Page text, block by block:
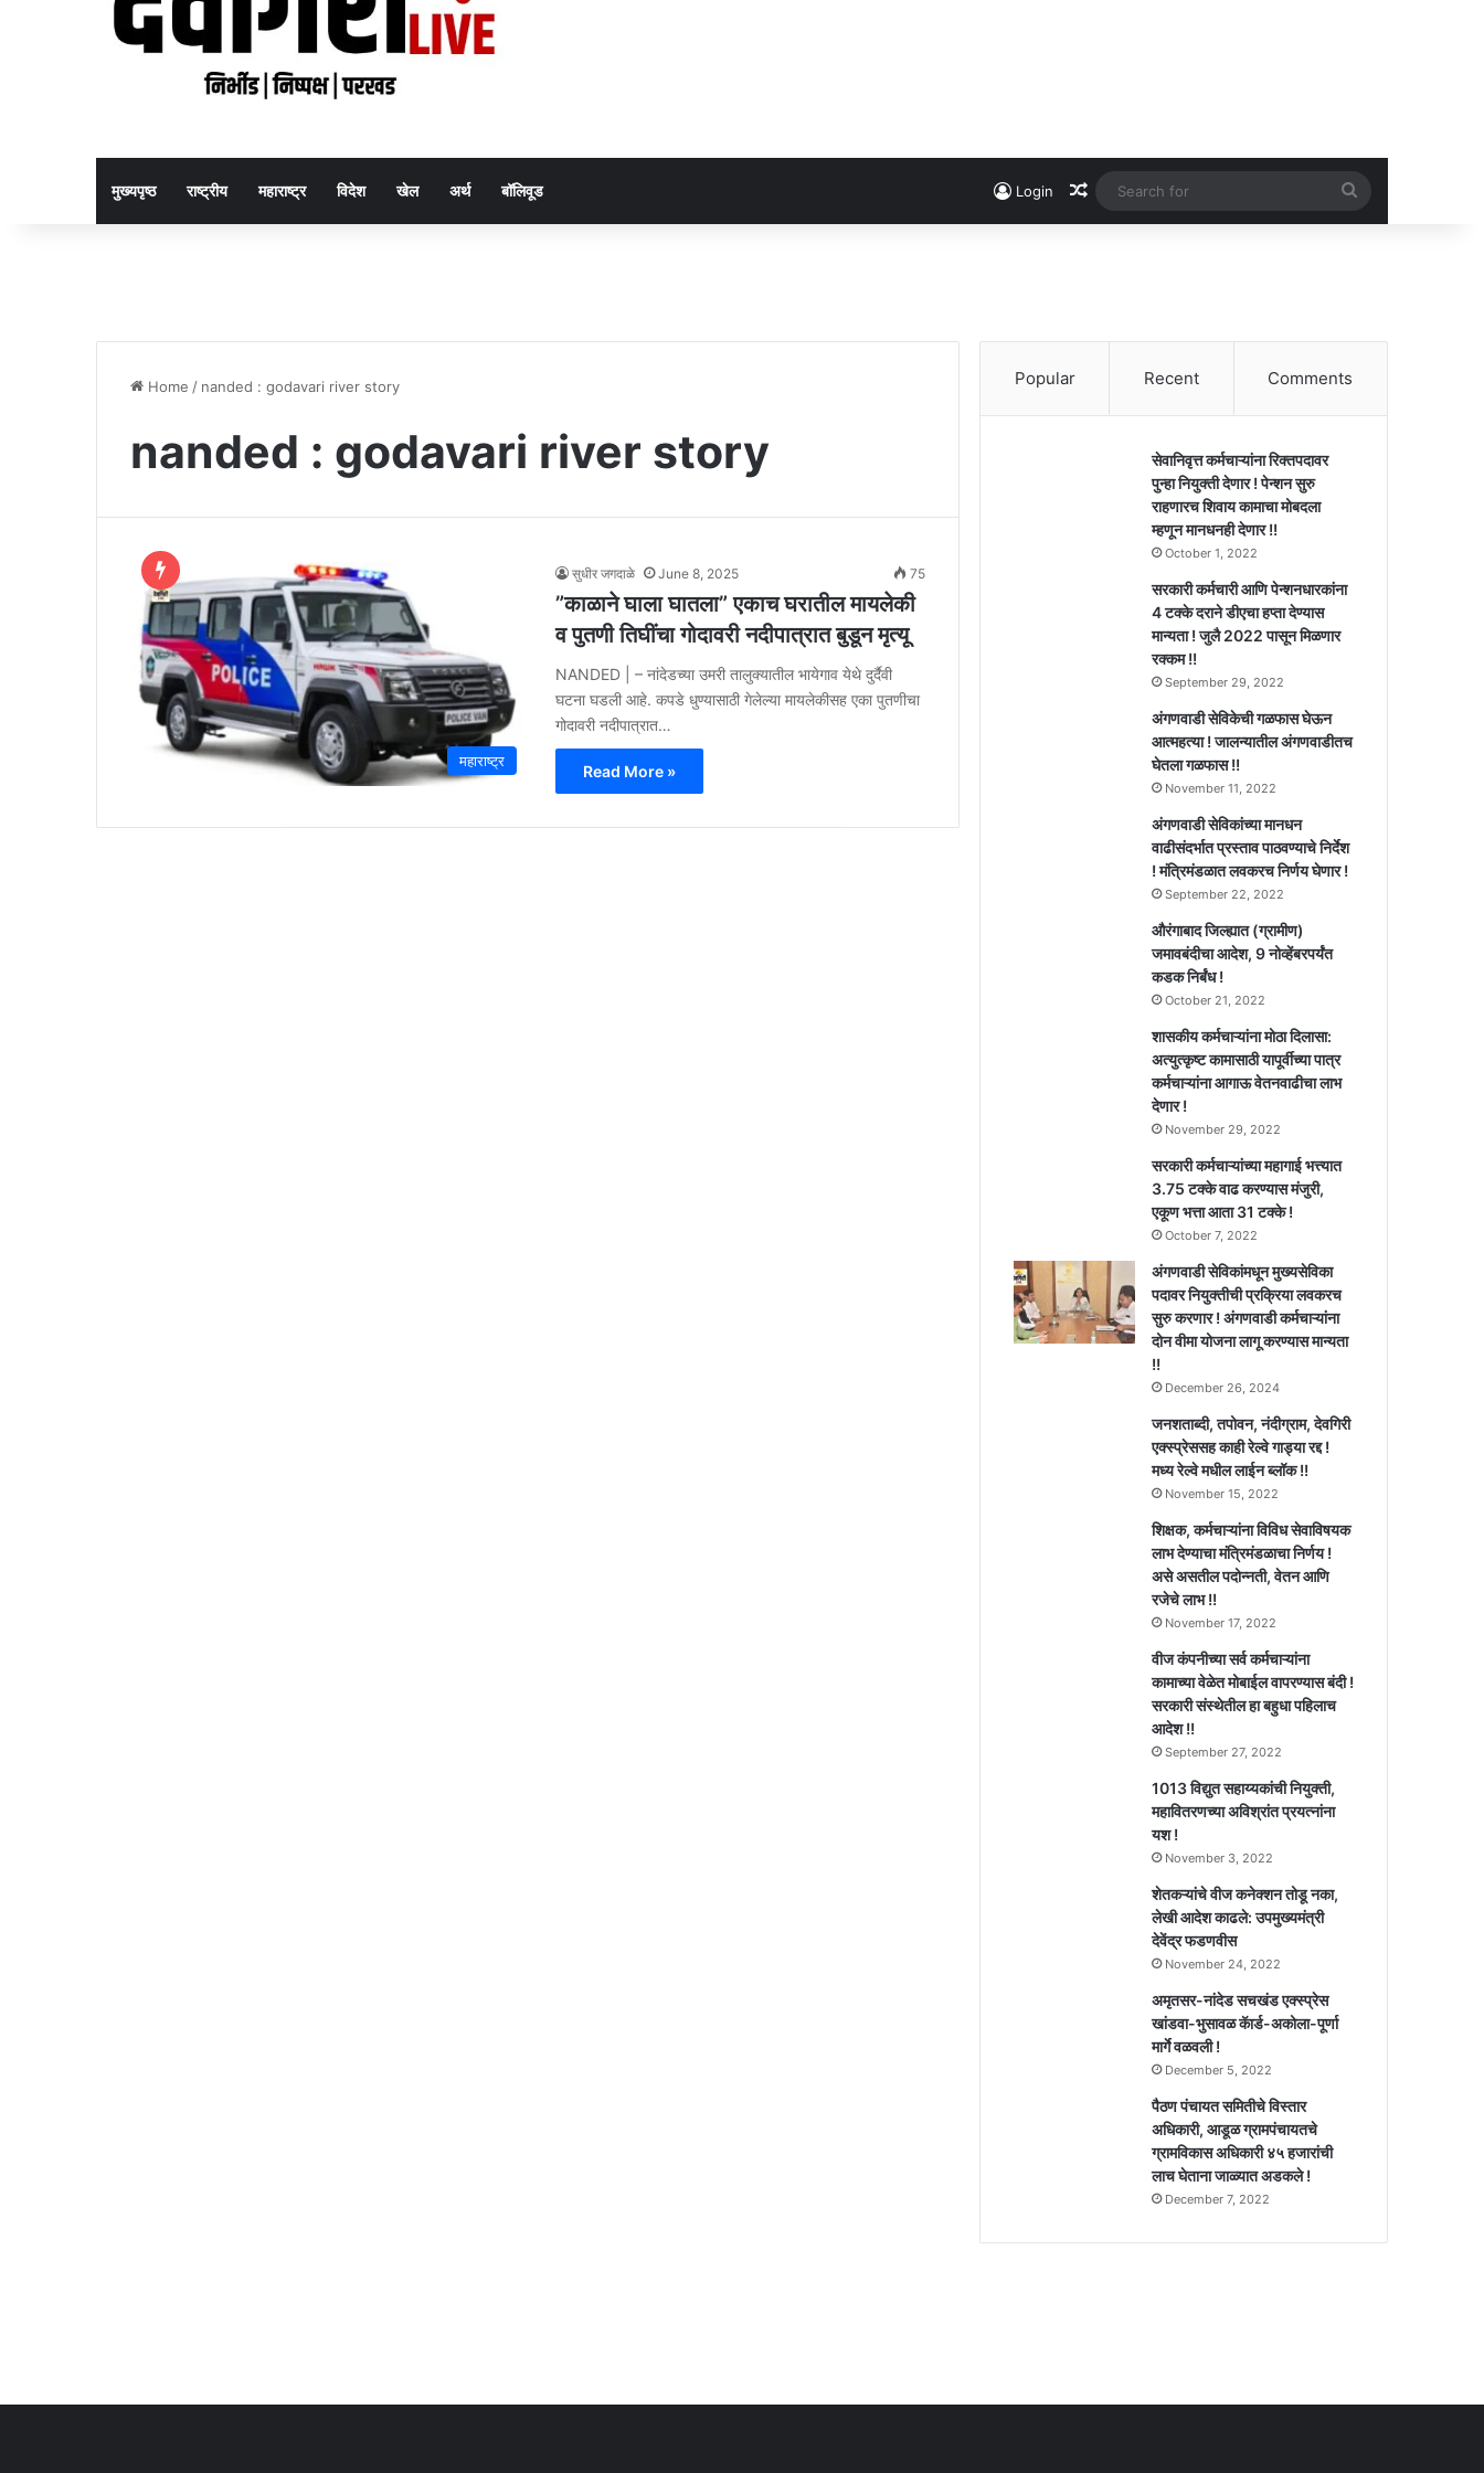
मुख्यपृष्ठ राष्ट्रीय महाराष्ट्र विदेश खेल अर्थ बॉलिवूड Login Random Article
for
Home / nanded : godavari river story
nanded : godavari river story
महाराष्ट्र
सुधीर जगदाळे June 8, 2025 75
”काळाने घाला घातला” एकाच घरातील मायलेकी
व पुतणी तिघींचा गोदावरी नदीपात्रात बुडून मृत्यू
NANDED | – नांदेडच्या उमरी तालुक्यातील भायेगाव येथे दुर्दैवी
घटना घडली आहे. कपडे धुण्यासाठी गेलेल्या मायलेकीसह एका पुतणीचा
गोदावरी नदीपात्रात…
Read More »
Popular Recent Comments
सेवानिवृत्त कर्मचाऱ्यांना रिक्तपदावर
पुन्हा नियुक्ती देणार ! पेन्शन सुरु
राहणारच शिवाय कामाचा मोबदला
म्हणून मानधनही देणार !!
October 1, 2022
सरकारी कर्मचारी आणि पेन्शनधारकांना
4 टक्के दराने डीएचा हप्ता देण्यास
मान्यता ! जुलै 2022 पासून मिळणार
रक्कम !!
September 29, 2022
अंगणवाडी सेविकेची गळफास घेऊन
आत्महत्या ! जालन्यातील अंगणवाडीतच
घेतला गळफास !!
November 11, 2022
अंगणवाडी सेविकांच्या मानधन
वाढीसंदर्भात प्रस्ताव पाठवण्याचे निर्देश
! मंत्रिमंडळात लवकरच निर्णय घेणार !
September 22, 2022
औरंगाबाद जिल्ह्यात (ग्रामीण)
जमावबंदीचा आदेश, 9 नोव्हेंबरपर्यंत
कडक निर्बंध !
October 21, 2022
शासकीय कर्मचाऱ्यांना मोठा दिलासा:
अत्युत्कृष्ट कामासाठी यापूर्वीच्या पात्र
कर्मचाऱ्यांना आगाऊ वेतनवाढीचा लाभ
देणार !
November 29, 2022
सरकारी कर्मचाऱ्यांच्या महागाई भत्त्यात
3.75 टक्के वाढ करण्यास मंजुरी,
एकूण भत्ता आता 31 टक्के !
October 7, 2022
अंगणवाडी सेविकांमधून मुख्यसेविका
पदावर नियुक्तीची प्रक्रिया लवकरच
सुरु करणार ! अंगणवाडी कर्मचाऱ्यांना
दोन वीमा योजना लागू करण्यास मान्यता
!!
December 26, 2024
जनशताब्दी, तपोवन, नंदीग्राम, देवगिरी
एक्स्प्रेससह काही रेल्वे गाड्या रद्द !
मध्य रेल्वे मधील लाईन ब्लॉक !!
November 15, 2022
शिक्षक, कर्मचाऱ्यांना विविध सेवाविषयक
लाभ देण्याचा मंत्रिमंडळाचा निर्णय !
असे असतील पदोन्नती, वेतन आणि
रजेचे लाभ !!
November 17, 2022
वीज कंपनीच्या सर्व कर्मचाऱ्यांना
कामाच्या वेळेत मोबाईल वापरण्यास बंदी !
सरकारी संस्थेतील हा बहुधा पहिलाच
आदेश !!
September 27, 2022
1013 विद्युत सहाय्यकांची नियुक्ती,
महावितरणच्या अविश्रांत प्रयत्नांना
यश !
November 3, 2022
शेतकऱ्यांचे वीज कनेक्शन तोडू नका,
लेखी आदेश काढले: उपमुख्यमंत्री
देवेंद्र फडणवीस
November 24, 2022
अमृतसर-नांदेड सचखंड एक्स्प्रेस
खांडवा-भुसावळ कॅार्ड-अकोला-पूर्णा
मार्गे वळवली !
December 5, 2022
पैठण पंचायत समितीचे विस्तार
अधिकारी, आडूळ ग्रामपंचायतचे
ग्रामविकास अधिकारी ४५ हजारांची
लाच घेताना जाळ्यात अडकले !
December 7, 2022